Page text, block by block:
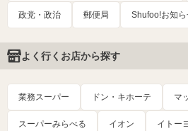
政党・政治 郵便局 Shufoo!お知
よく行くお店から探す
業務スーパー ドン・キホーテ マ
スーパーみらべる イオン イトー